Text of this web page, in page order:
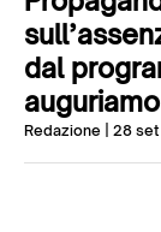
dal
Redazione | 28